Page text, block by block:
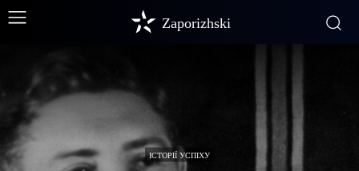
Zaporizhski
ІСТОРІЇ УСПІХУ